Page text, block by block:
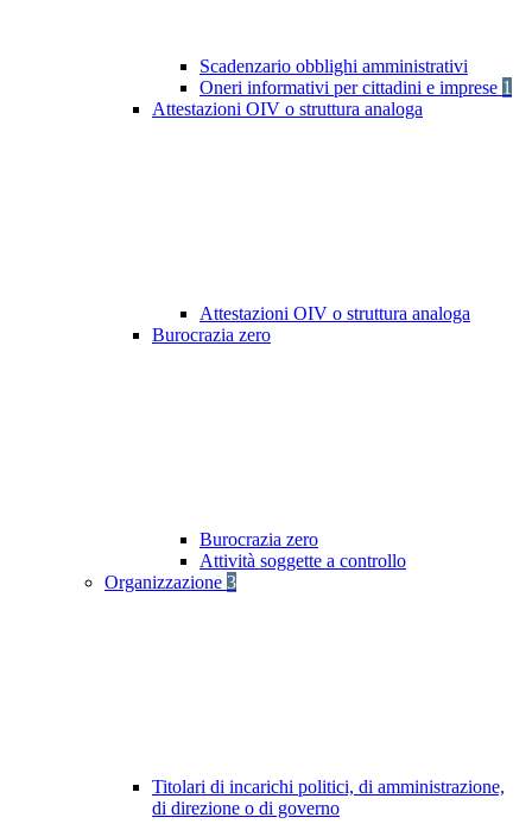
Scadenzario obblighi amministrativi
Oneri informativi per cittadini e imprese 1
Attestazioni OIV o struttura analoga
Attestazioni OIV o struttura analoga
Burocrazia zero
Burocrazia zero
Attività soggette a controllo
Organizzazione 3
Titolari di incarichi politici, di amministrazione,
di direzione o di governo